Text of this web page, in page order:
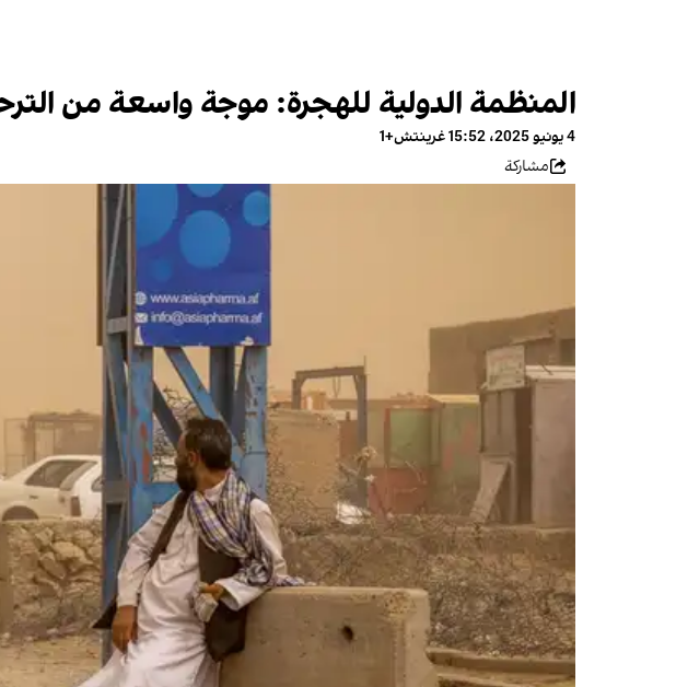
المنظمة الدولية للهجرة: موجة واسعة من
4 يونيو 2025، 15:52 غرينتش+1
مشاركة